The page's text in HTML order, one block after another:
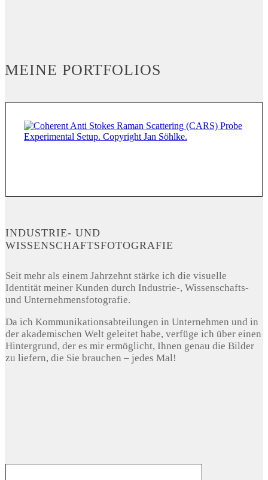
MEINE PORTFOLIOS
INDUSTRIE- UND
WISSENSCHAFTSFOTOGRAFIE
Seit mehr als einem Jahrzehnt stärke ich die visuelle
Identität meiner Kunden durch Industrie-, Wissenschafts-
und Unternehmensfotografie.
Da ich Kommunikationsabteilungen in Unternehmen und in
der akademischen Welt geleitet habe, verfüge ich über einen
Hintergrund, der es mir ermöglicht, Ihnen genau die Bilder
zu liefern, die Sie brauchen – jedes Mal!